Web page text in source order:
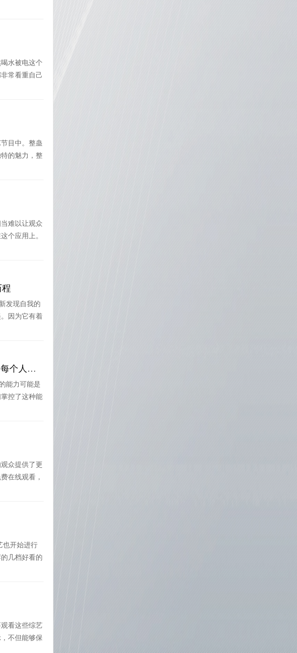
水被电这个
常看重自己
目中。整蛊
的魅力，整
难以让观众
个应用上。
发现自我的
因为它有着
练到“面如死灰”的日本综艺面无表情比赛背后？ 养成这个习惯，每个人都能征服抑郁
能力可能是
控了这种能
众提供了更
在线观看，
也开始进行
几档好看的
看这些综艺
不但能够保